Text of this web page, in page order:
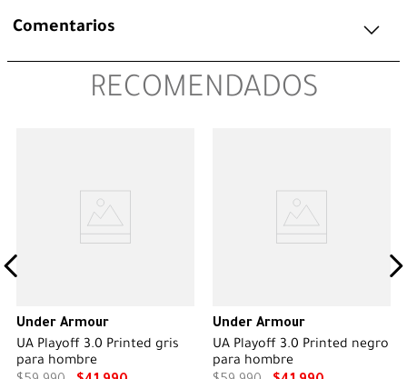
Comentarios
RECOMENDADOS
Under Armour
UA Playoff 3.0 Printed gris
para hombre
Under Armour
UA Playoff 3.0 Printed negro
para hombre